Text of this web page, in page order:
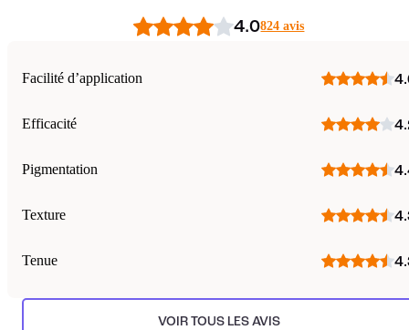
4.0824 avis
Facilité d’application
Efficacité
Pigmentation
Texture
Tenue
VOIR TOUS LES AVIS